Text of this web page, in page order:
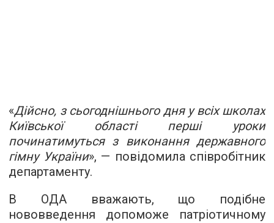
«Дійсно, з сьогоднішнього дня у всіх школах
Київської області перші уроки
починатимуться з виконання державного
гімну України», — повідомила співробітник
департаменту.
В ОДА вважають, що подібне
нововведення допоможе патріотичному